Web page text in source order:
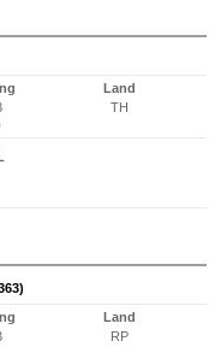
Land
TH
Land
RP